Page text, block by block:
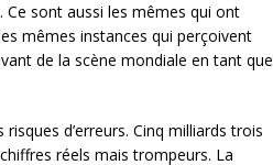
Ce sont aussi les mêmes qui ont
mêmes instances qui perçoivent
de la scène mondiale en tant que
d’erreurs. Cinq milliards trois
réels mais trompeurs. La